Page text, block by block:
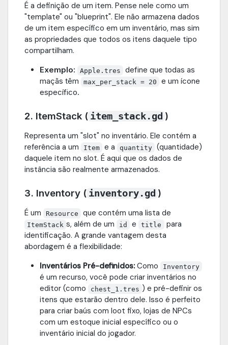
É a definição de um item. Pense nele como um
"template" ou "blueprint". Ele não armazena dados
de um item específico em um inventário, mas sim
as propriedades que todos os itens daquele tipo
compartilham.
Exemplo: Apple.tres
define que todas as
maçãs têm
max_per_stack = 20
e um ícone
específico.
2. ItemStack ( item_stack.gd )
Representa um "slot" no inventário. Ele contém a
referência a um
Item e a quantity (quantidade)
daquele item no slot. É aqui que os dados de
instância são realmente armazenados.
3. Inventory ( inventory.gd )
É um Resource que contém uma lista de
ItemStack s, além de um id e title
para
identificação. A grande vantagem desta
abordagem é a flexibilidade:
Inventários Pré-definidos:Como Inventory
é um recurso, você pode criar inventários no
editor (como
chest_1.tres ) e pré-definir os
itens que estarão dentro dele. Isso é perfeito
para criar baús com loot fixo, lojas de NPCs
com um estoque inicial específico ou o
inventário inicial do jogador.